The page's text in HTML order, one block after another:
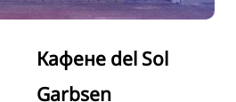
FI
KO
Кафене del Sol
Garbsen